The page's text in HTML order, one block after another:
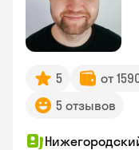
5 от
5 отзывов